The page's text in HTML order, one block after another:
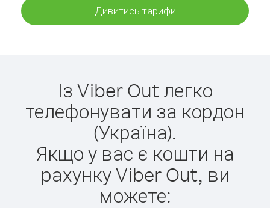
Дивитись тарифи
Із Viber Out легко
телефонувати за кордон
(Україна).
Якщо у вас є кошти на
рахунку Viber Out, ви
можете: